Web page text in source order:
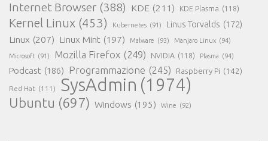
Internet Browser (388) KDE (211) KDE Plasma (118)
Kernel Linux (453) Kubernetes (91) Linus Torvalds (172)
Linux (207) Linux Mint (197) Malware (93) Manjaro Linux (94)
Microsoft (91) Mozilla Firefox (249) NVIDIA (118) Plasma (94)
Podcast (186) Programmazione (245) Raspberry Pi (142)
Red Hat (111) SysAdmin (1974)
Ubuntu (697) Windows (195) Wine (92)